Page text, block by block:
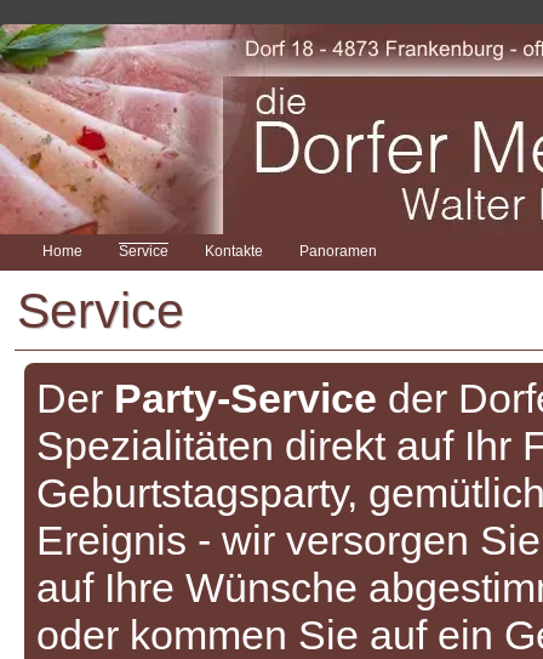
Home Service Kontakte Panoramen
Service
Der Party-Service der
Spezialitäten direkt auf Ihr
Geburtstagsparty,
Ereignis - wir versorgen
auf Ihre Wünsche
oder kommen Sie auf ein